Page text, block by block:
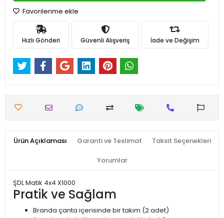
Favorilerime ekle
Hızlı Gönderi Güvenli Alışveriş İade ve Değişim
Ürün Açıklaması Garanti ve Teslimat Taksit Seçenekleri
Yorumlar
ŞDL Matik 4x4 X1000
Pratik ve Sağlam
Branda çanta içerisinde bir takım (2 adet)